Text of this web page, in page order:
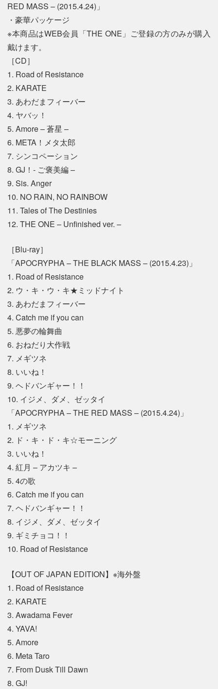
RED MASS – (2015.4.24)」
・豪華パッケージ
※本商品はWEB会員「THE ONE」ご登録の方のみが購入
戴けます。
［CD］
1. Road of Resistance
2. KARATE
3. あわだまフィーバー
4. ヤバッ！
5. Amore – 蒼星 –
6. META！メタ太郎
7. シンコペーション
8. GJ！- ご褒美編 –
9. Sis. Anger
10. NO RAIN, NO RAINBOW
11. Tales of The Destinies
12. THE ONE – Unfinished ver. –
［Blu-ray］
「APOCRYPHA – THE BLACK MASS – (2015.4.23)」
1. Road of Resistance
2. ウ・キ・ウ・キ★ミッドナイト
3. あわだまフィーバー
4. Catch me if you can
5. 悪夢の輪舞曲
6. おねだり大作戦
7. メギツネ
8. いいね！
9. ヘドバンギャー！！
10. イジメ、ダメ、ゼッタイ
「APOCRYPHA – THE RED MASS – (2015.4.24)」
1. メギツネ
2. ド・キ・ド・キ☆モーニング
3. いいね！
4. 紅月 – アカツキ –
5. 4の歌
6. Catch me if you can
7. ヘドバンギャー！！
8. イジメ、ダメ、ゼッタイ
9. ギミチョコ！！
10. Road of Resistance
【OUT OF JAPAN EDITION】※海外盤
1. Road of Resistance
2. KARATE
3. Awadama Fever
4. YAVA!
5. Amore
6. Meta Taro
7. From Dusk Till Dawn
8. GJ!